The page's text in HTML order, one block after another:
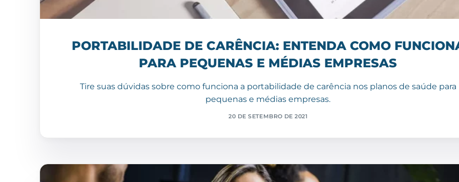
PORTABILIDADE DE CARÊNCIA: ENTENDA COMO
PARA PEQUENAS E MÉDIAS EMPRESAS
Tire suas dúvidas sobre como funciona a portabilidade de carência nos planos de saúde para
pequenas e médias empresas.
20 DE SETEMBRO DE 2021